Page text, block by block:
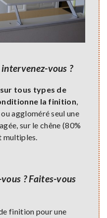
vous ?
tous types de
la finition,
aggloméré seul une
sur le chêne (80%
multiples.
? Faites-vous
finition pour une